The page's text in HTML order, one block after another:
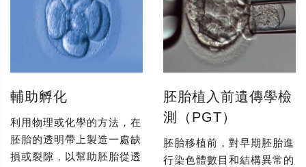
輔助孵化
利用物理或化學的方法，在
胚胎的透明帶上製造一處缺
損或裂隙，以幫助胚胎從透
胚胎植入前遺傳學檢
測（PGT）
胚胎移植前，對早期胚胎進
行染色體數目和結構異常的